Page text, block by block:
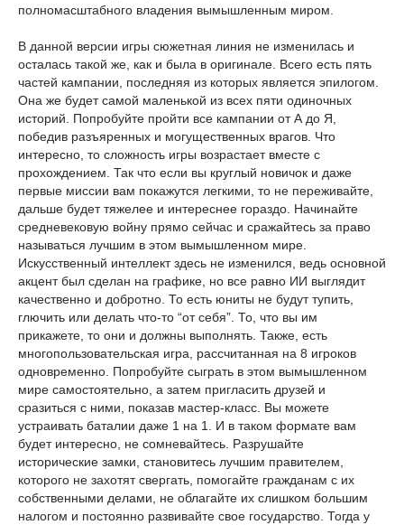
полномасштабного владения вымышленным миром.
В данной версии игры сюжетная линия не изменилась и
осталась такой же, как и была в оригинале. Всего есть пять
частей кампании, последняя из которых является эпилогом.
Она же будет самой маленькой из всех пяти одиночных
историй. Попробуйте пройти все кампании от А до Я,
победив разъяренных и могущественных врагов. Что
интересно, то сложность игры возрастает вместе с
прохождением. Так что если вы круглый новичок и даже
первые миссии вам покажутся легкими, то не переживайте,
дальше будет тяжелее и интереснее гораздо. Начинайте
средневековую войну прямо сейчас и сражайтесь за право
называться лучшим в этом вымышленном мире.
Искусственный интеллект здесь не изменился, ведь основной
акцент был сделан на графике, но все равно ИИ выглядит
качественно и добротно. То есть юниты не будут тупить,
глючить или делать что-то “от себя”. То, что вы им
прикажете, то они и должны выполнять. Также, есть
многопользовательская игра, рассчитанная на 8 игроков
одновременно. Попробуйте сыграть в этом вымышленном
мире самостоятельно, а затем пригласить друзей и
сразиться с ними, показав мастер-класс. Вы можете
устраивать баталии даже 1 на 1. И в таком формате вам
будет интересно, не сомневайтесь. Разрушайте
исторические замки, становитесь лучшим правителем,
которого не захотят свергать, помогайте гражданам с их
собственными делами, не облагайте их слишком большим
налогом и постоянно развивайте свое государство. Тогда у